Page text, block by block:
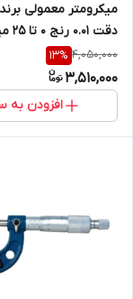
دقت
نمایندگی اصلی جوش
09120741826)
4,050,000
13%
3,510,000
افزودن به